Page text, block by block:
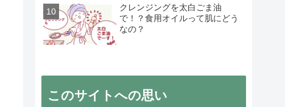
クレンジングを太白ごま油
で！？食用オイルって肌にどう
なの？
このサイトへの思い